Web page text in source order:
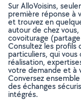
Sur AlloVoisins,
première réponse à
et trouvez en
autour de chez
covoiturage
Consultez les profils
particuliers, qui
réalisation,
votre demande et à
Conversez
des échanges
intégrés.